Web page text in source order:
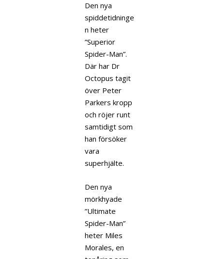
Den nya
spiddetidninge
n heter
”Superior
Spider-Man”.
Där har Dr
Octopus tagit
över Peter
Parkers kropp
och röjer runt
samtidigt som
han försöker
vara
superhjälte.
Den nya
mörkhyade
”Ultimate
Spider-Man”
heter Miles
Morales, en